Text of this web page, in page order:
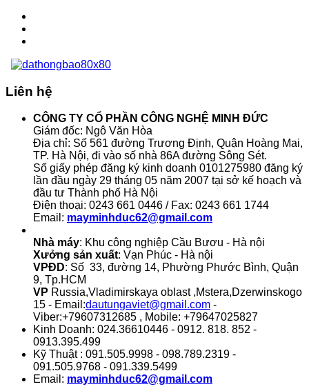
Liên hệ
CÔNG TY CỔ PHẦN CÔNG NGHỆ MINH ĐỨC
Giám đốc: Ngô Văn Hòa
Địa chỉ: Số 561 đường Trương Định, Quận Hoàng Mai,
TP. Hà Nội, đi vào số nhà 86A đường Sông Sét.
Số giấy phép đăng ký kinh doanh 0101275980 đăng ký
lần đầu ngày 29 tháng 05 năm 2007 tại sở kế hoạch và
đầu tư Thành phố Hà Nội
Điện thoại: 0243 661 0446 / Fax: 0243 661 1744
Email: mayminhduc62@gmail.com
Nhà máy: Khu công nghiệp Cầu Bươu - Hà nội
Xưởng sản xuất: Vạn Phúc - Hà nội
VPĐD: Số 33, đường 14, Phường Phước Bình, Quận
9, Tp.HCM
VP Russia,Vladimirskaya oblast ,Mstera,Dzerwinskogo
15 - Email:dautungaviet@gmail.com -
Viber:+79607312685 , Mobile: +79647025827
Kinh Doanh: 024.36610446 - 0912. 818. 852 -
0913.395.499
Kỹ Thuật : 091.505.9998 - 098.789.2319 -
091.505.9768 - 091.339.5499
Email: mayminhduc62@gmail.com